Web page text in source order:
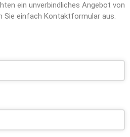
ein unverbindliches Angebot von
Sie einfach Kontaktformular aus.